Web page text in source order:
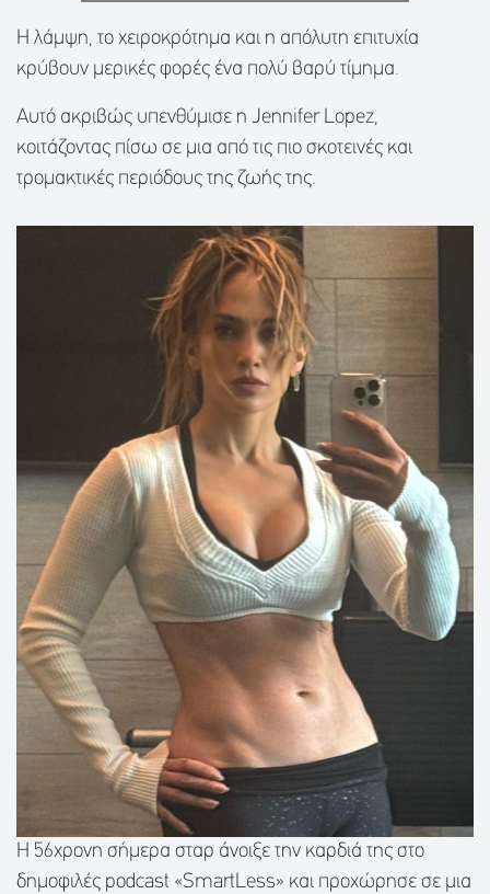
Η λάμψη, το χειροκρότημα και η απόλυτη επιτυχία
κρύβουν μερικές φορές ένα πολύ βαρύ τίμημα.
Αυτό ακριβώς υπενθύμισε η Jennifer Lopez,
κοιτάζοντας πίσω σε μια από τις πιο σκοτεινές και
τρομακτικές περιόδους της ζωής της.
Η 56χρονη σήμερα σταρ άνοιξε την καρδιά της στο
δημοφιλές podcast «SmartLess» και προχώρησε σε μια